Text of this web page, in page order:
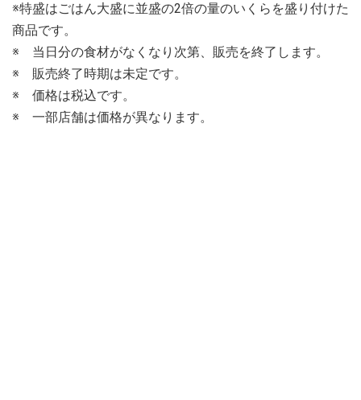
※特盛はごはん大盛に並盛の2倍の量のいくらを盛り付けた
商品です。
※ 当日分の食材がなくなり次第、販売を終了します。
※ 販売終了時期は未定です。
※ 価格は税込です。
※ 一部店舗は価格が異なります。